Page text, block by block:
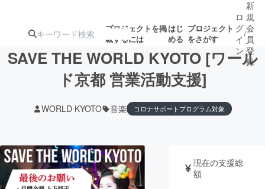
プロジェクトを掲
載するには
はじ
める
プロジェクト
をさがす
ターン
注目の新着プロ
ジェクト
募集終了が近いプ
ロジェクト
もうすぐ公開
されます
アート・写真 音楽
ロ
グ
イ
ン
/
新
規
会
員
登
録
SAVE THE WORLD KYOTO [ワール
ド京都 営業活動支援]
WORLD KYOTO 音楽 コロナサポートプログラム対象
現在の支援総
額